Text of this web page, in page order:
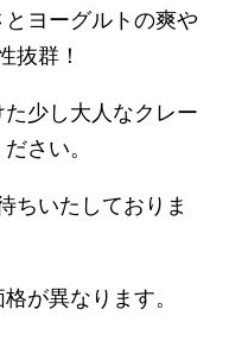
ヨーグルトの爽や
抜群！
少し大人なクレー
さい。
ちいたしておりま
が異なります。